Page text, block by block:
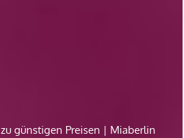
zu günstigen Preisen | Miaberlin